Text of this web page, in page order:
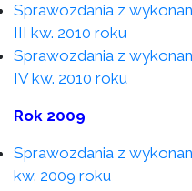
Sprawozdania z
III kw. 2010 roku
Sprawozdania z
IV kw. 2010 roku
Rok 2009
Sprawozdania z
kw. 2009 roku